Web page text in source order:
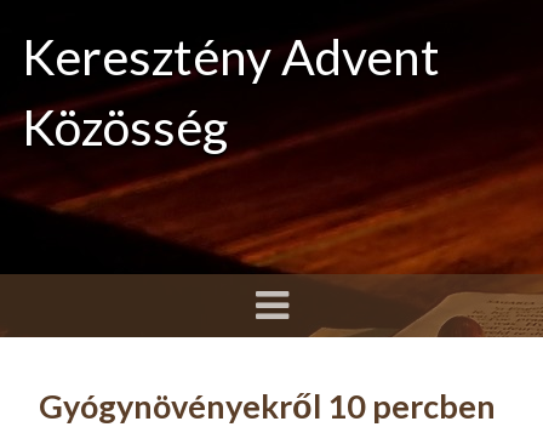
Keresztény Advent
Közösség
Gyógynövényekről 10 percben